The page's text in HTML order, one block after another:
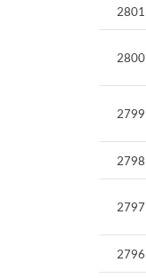
2801
2800
2799
2798
2797
2796